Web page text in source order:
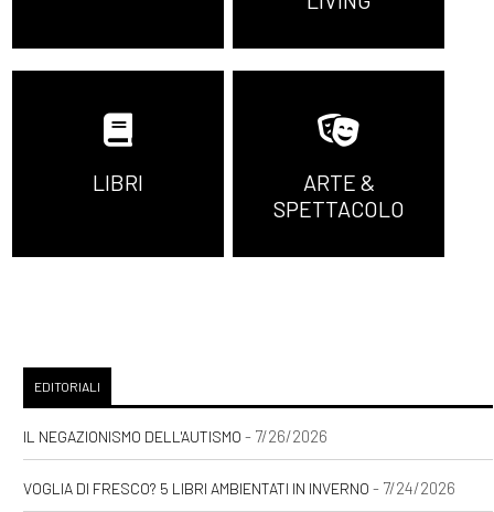
LIBRI
ARTE &
SPETTACOLO
EDITORIALI
IL NEGAZIONISMO DELL'AUTISMO - 7/26/2026
VOGLIA DI FRESCO? 5 LIBRI AMBIENTATI IN INVERNO - 7/24/2026